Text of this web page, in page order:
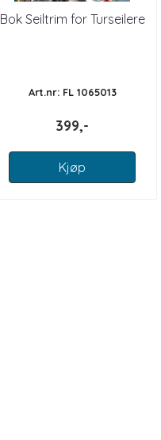
Bok Seiltrim for Turseilere
Art.nr: FL 1065013
399,-
Kjøp